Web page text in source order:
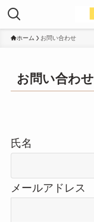
ホーム お問い合わせ
お問い合わせ
氏名
メールアドレス